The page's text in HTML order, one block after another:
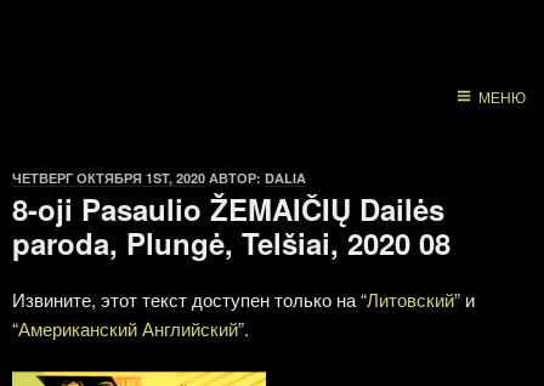
МЕНЮ
ОПУБЛИКОВАНО
ЧЕТВЕРГ ОКТЯБРЯ 1ST, 2020 АВТОР: DALIA
8-oji Pasaulio ŽEMAIČIŲ Dailės
paroda, Plungė, Telšiai, 2020 08
Извините, этот текст доступен только на “Литовский” и
“Американский Английский”.